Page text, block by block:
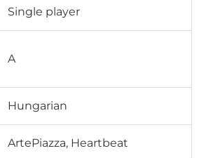
Single player
A
Hungarian
ArtePiazza, Heartbeat